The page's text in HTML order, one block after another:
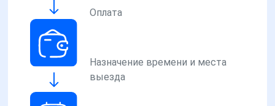
Оплата
Назначение времени и места
выезда